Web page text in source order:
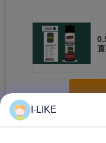
多く示すスプレー式塗
I-LIKE